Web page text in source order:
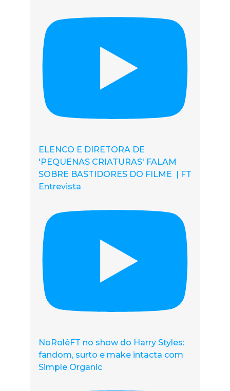
ELENCO E DIRETORA DE
'PEQUENAS CRIATURAS' FALAM
SOBRE BASTIDORES DO FILME | FT
Entrevista
NoRolêFT no show do Harry Styles:
fandom, surto e make intacta com
Simple Organic